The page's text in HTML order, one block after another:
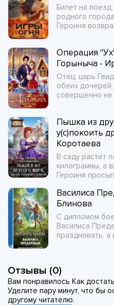
Билет на
родного
Героиня
Операция
Горыныча -
Отец, царь
обеих
совершенно не
Пышка из
у(с)покоить
Коротаева
В саду растёт
килограммы, а
Героиня
Василиса
Блинова
С дипломом
Василиса
праздновать, а
Отзывы (0)
Вам понравилось Как
Уделите пару минут, что бы
другому читателю.